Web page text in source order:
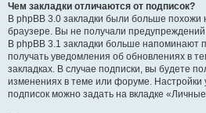
Чем закладки отличаются от подписок?
В phpBB 3.0 закладки были больше похожи
браузере. Вы не получали
В phpBB 3.1 закладки больше напоминают
получать уведомления об обновлениях в
закладках. В случае подписки, вы будете
изменениях в теме или форуме. Настройки
подписок можно задать на вкладке